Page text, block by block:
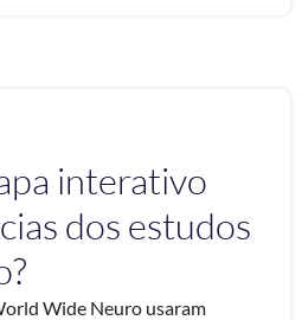
interativo
dos estudos
Wide Neuro usaram